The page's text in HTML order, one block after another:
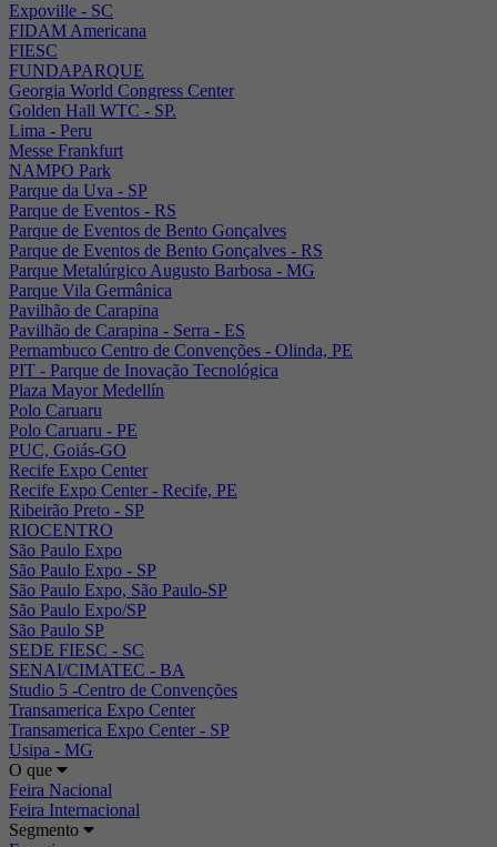
Expoville - SC
FIDAM Americana
FIESC
FUNDAPARQUE
Georgia World Congress Center
Golden Hall WTC - SP.
Lima - Peru
Messe Frankfurt
NAMPO Park
Parque da Uva - SP
Parque de Eventos - RS
Parque de Eventos de Bento Gonçalves
Parque de Eventos de Bento Gonçalves - RS
Parque Metalúrgico Augusto Barbosa - MG
Parque Vila Germânica
Pavilhão de Carapina
Pavilhão de Carapina - Serra - ES
Pernambuco Centro de Convenções - Olinda, PE
PIT - Parque de Inovação Tecnológica
Plaza Mayor Medellín
Polo Caruaru
Polo Caruaru - PE
PUC, Goiás-GO
Recife Expo Center
Recife Expo Center - Recife, PE
Ribeirão Preto - SP
RIOCENTRO
São Paulo Expo
São Paulo Expo - SP
São Paulo Expo, São Paulo-SP
São Paulo Expo/SP
São Paulo SP
SEDE FIESC - SC
SENAI/CIMATEC - BA
Studio 5 -Centro de Convenções
Transamerica Expo Center
Transamerica Expo Center - SP
Usipa - MG
O que
Feira Nacional
Feira Internacional
Segmento